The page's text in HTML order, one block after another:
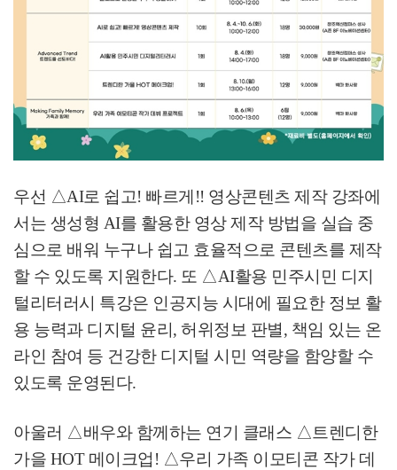
우선 △AI로 쉽고! 빠르게 !! 영상콘텐츠 제작 강좌에
서는 생성형 AI를 활용한 영상 제작 방법을 실습 중
심으로 배워 누구나 쉽고 효율적으로 콘텐츠를 제작
할 수 있도록 지원한다. 또 △AI활용 민주시민 디지
털리터러시 특강은 인공지능 시대에 필요한 정보 활
용 능력과 디지털 윤리 , 허위정보 판별, 책임 있는 온
라인 참여 등 건강한 디지털 시민 역량을 함양할 수
있도록 운영된다.
아울러 △배우와 함께하는 연기 클래스 △트렌디한
가을 HOT 메이크업 ! △우리 가족 이모티콘 작가 데